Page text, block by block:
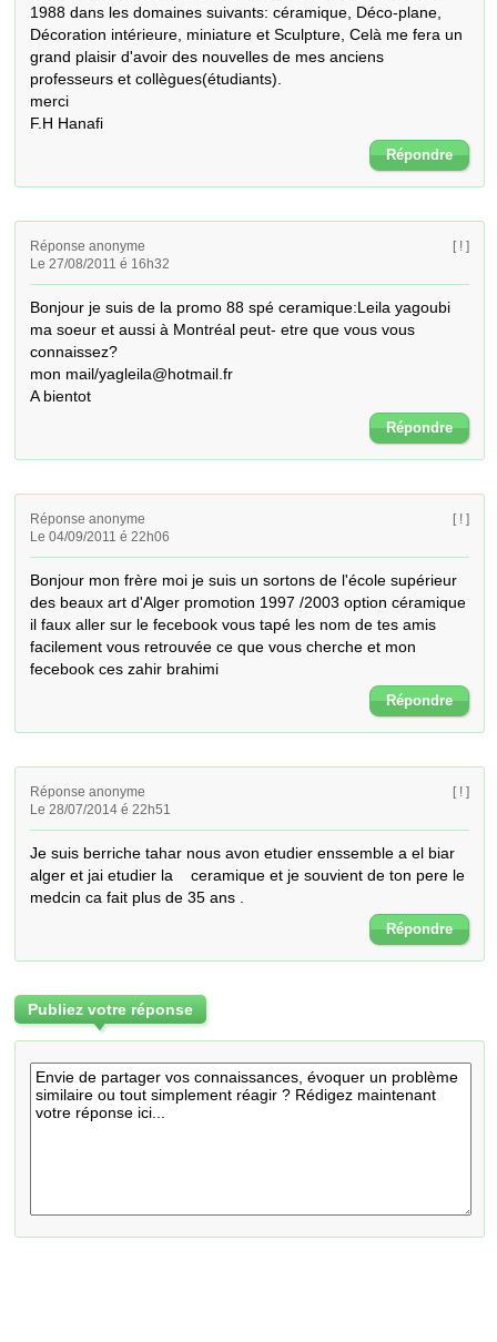
1988 dans les domaines suivants: céramique, Déco-plane,
Décoration intérieure, miniature et Sculpture, Celà me fera un
grand plaisir d'avoir des nouvelles de mes anciens
professeurs et collègues(étudiants).
merci
F.H Hanafi
Répondre
Réponse anonyme
Le 27/08/2011 é 16h32
[ ! ]
Bonjour je suis de la promo 88 spé ceramique:Leila yagoubi
ma soeur et aussi à Montréal peut- etre que vous vous
connaissez?
mon mail/yagleila@hotmail.fr
A bientot
Répondre
Réponse anonyme
Le 04/09/2011 é 22h06
[ ! ]
Bonjour mon frère moi je suis un sortons de l'école supérieur
des beaux art d'Alger promotion 1997 /2003 option céramique
il faux aller sur le fecebook vous tapé les nom de tes amis
facilement vous retrouvée ce que vous cherche et mon
fecebook ces zahir brahimi
Répondre
Réponse anonyme
Le 28/07/2014 é 22h51
[ ! ]
Je suis berriche tahar nous avon etudier enssemble a el biar
alger et jai etudier la    ceramique et je souvient de ton pere le
medcin ca fait plus de 35 ans .
Répondre
Publiez votre réponse